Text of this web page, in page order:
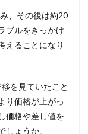
、その後は約20
ブルをきっかけ
えることになり
を見ていたこと
り価格が上がっ
価格や差し値を
ょうか。